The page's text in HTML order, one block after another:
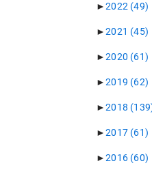
►2022 (49)
►2021 (45)
►2020 (61)
►2019 (62)
►2018
►2017 (61)
►2016 (60)